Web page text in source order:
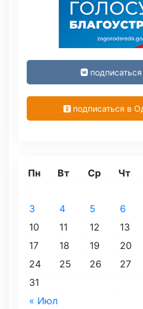
подписаться
подписаться в
Пн Вт Ср Чт
« Июл
3
4 5 6
10
11 12 13
17
18 19 20
24
25 26 27
31